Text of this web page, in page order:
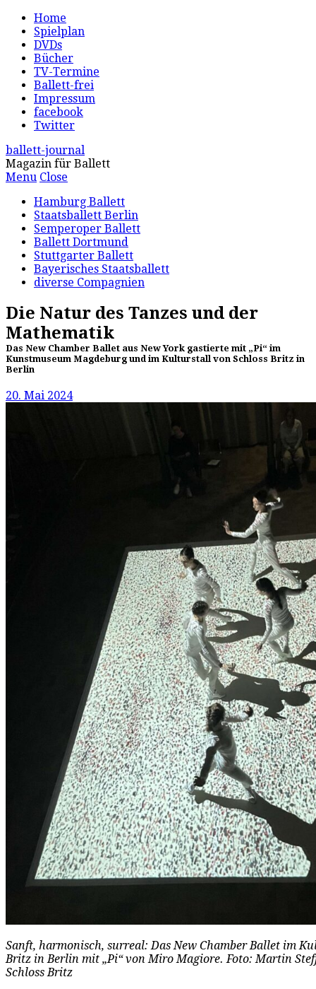
Home
Spielplan
DVDs
Bücher
TV-Termine
Ballett-frei
Impressum
facebook
Twitter
ballett-journal
Magazin für Ballett
Menu Close
Hamburg Ballett
Staatsballett Berlin
Semperoper Ballett
Ballett Dortmund
Stuttgarter Ballett
Bayerisches Staatsballett
diverse Compagnien
Die Natur des Tanzes und der
Mathematik
Das New Chamber Ballet aus New York gastierte mit „Pi“ im
Kunstmuseum Magdeburg und im Kulturstall von Schloss Britz in
Berlin
20. Mai 2024
Sanft, harmonisch, surreal: Das New Chamber Ballet im
Britz in Berlin mit „Pi“ von Miro Magiore. Foto: Martin
Schloss Britz